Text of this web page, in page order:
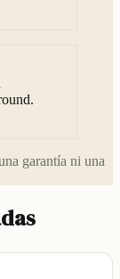
garantía ni una